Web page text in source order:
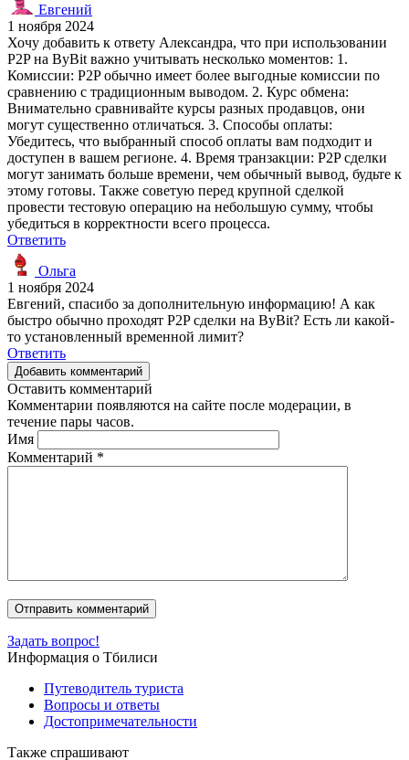
Евгений
1 ноября 2024
Хочу добавить к ответу Александра, что при использовании
P2P на ByBit важно учитывать несколько моментов: 1.
Комиссии: P2P обычно имеет более выгодные комиссии по
сравнению с традиционным выводом. 2. Курс обмена:
Внимательно сравнивайте курсы разных продавцов, они
могут существенно отличаться. 3. Способы оплаты:
Убедитесь, что выбранный способ оплаты вам подходит и
доступен в вашем регионе. 4. Время транзакции: P2P сделки
могут занимать больше времени, чем обычный вывод, будьте к
этому готовы. Также советую перед крупной сделкой
провести тестовую операцию на небольшую сумму, чтобы
убедиться в корректности всего процесса.
Ответить
Ольга
1 ноября 2024
Евгений, спасибо за дополнительную информацию! А как
быстро обычно проходят P2P сделки на ByBit? Есть ли какой-
то установленный временной лимит?
Ответить
Добавить комментарий
Оставить комментарий
Комментарии появляются на сайте после модерации, в
течение пары часов.
Имя
Комментарий *
Задать вопрос!
Информация о Тбилиси
Путеводитель туриста
Вопросы и ответы
Достопримечательности
Также спрашивают